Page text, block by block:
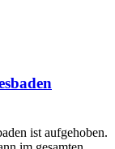
ist aufgehoben.